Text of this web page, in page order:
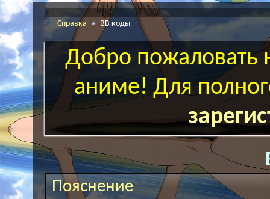
Справка BB коды
Добро пожаловать
аниме! Для
Пояснение